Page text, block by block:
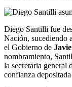
Diego Santilli fue
Nación, sucediendo
el Gobierno de
nombramiento,
la secretaria general
confianza